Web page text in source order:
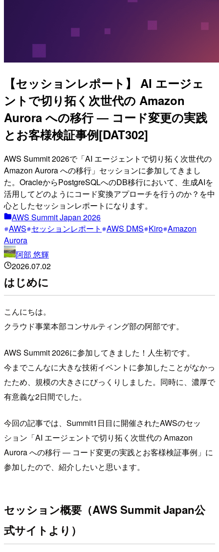
【セッションレポート】 AI エージェ
ントで切り拓く次世代の Amazon
Aurora への移行 ― コード変更の実践
とお客様検証事例[DAT302]
AWS Summit 2026で「AI エージェントで切り拓く次世代の
Amazon Aurora への移行」セッションに参加してきまし
た。OracleからPostgreSQLへのDB移行において、生成AIを
活用してどのようにコード変換アプローチを行うのか？を中
心としたセッションレポートになります。
AWS Summit Japan 2026
AWS セッションレポート AWS DMS Kiro Amazon
Aurora
阿部 悠輝
2026.07.02
はじめに
こんにちは。
クラウド事業本部コンサルティング部の阿部です。
AWS Summit 2026に参加してきました！人生初です。
今までこんなに大きな技術イベントに参加したことがなかっ
たため、規模の大きさにびっくりしました。同時に、濃厚で
有意義な2日間でした。
今回の記事では、Summit1日目に開催されたAWSのセッ
ション「AI エージェントで切り拓く次世代の Amazon
Aurora への移行 ― コード変更の実践とお客様検証事例」に
参加したので、紹介したいと思います。
セッション概要（AWS Summit Japan公
式サイトより）